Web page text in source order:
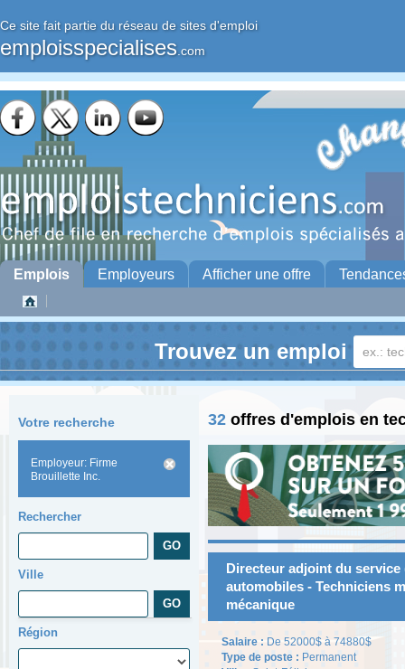
Ce site fait partie du réseau de sites d'emploi
emploisspecialises .com
Emplois Employeurs Afficher une offre
Trouvez un emploi
Votre recherche
Employeur: Firme
Brouillette Inc.
Rechercher
Ville
Région
32 offres d'emplois en
Directeur adjoint du service
automobiles - Techniciens
mécanique
Salaire : De 52000$ à 74880$
Type de poste : Permanent